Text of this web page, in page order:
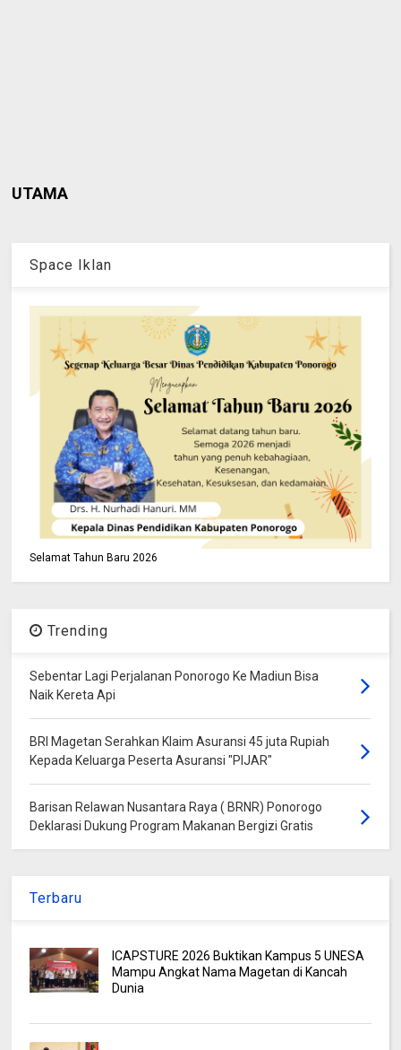
UTAMA
Space Iklan
Selamat Tahun Baru 2026
Trending
Sebentar Lagi Perjalanan Ponorogo Ke Madiun Bisa
Naik Kereta Api
BRI Magetan Serahkan Klaim Asuransi 45 juta Rupiah
Kepada Keluarga Peserta Asuransi "PIJAR"
Barisan Relawan Nusantara Raya ( BRNR) Ponorogo
Deklarasi Dukung Program Makanan Bergizi Gratis
Terbaru
ICAPSTURE 2026 Buktikan Kampus 5 UNESA
Mampu Angkat Nama Magetan di Kancah
Dunia